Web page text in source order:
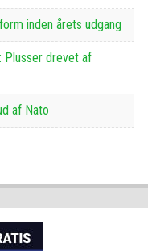
inden årets udgang
Plusser drevet af
af Nato